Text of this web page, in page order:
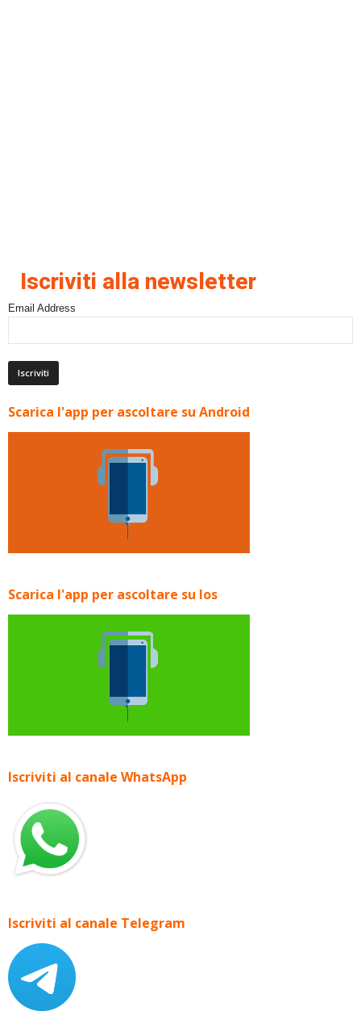
Iscriviti alla newsletter
Email Address
Scarica l'app per ascoltare su Android
Scarica l'app per ascoltare su Ios
Iscriviti al canale WhatsApp
Iscriviti al canale Telegram